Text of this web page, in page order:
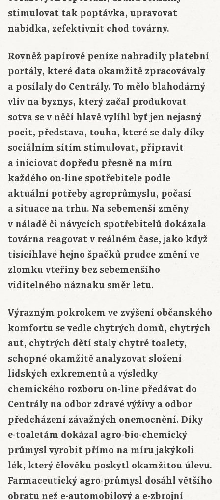
stimulovat tak poptávka, upravovat
nabídka, zefektivnit chod továrny.
Rovněž papírové peníze nahradily platební
portály, které data okamžitě zpracovávaly
a posílaly do Centrály. To mělo blahodárný
vliv na byznys, který začal produkovat
sotva se v něčí hlavě vylíhl byť jen nejasný
pocit, představa, touha, které se daly díky
sociálním sítím stimulovat, připravit
a iniciovat dopředu přesně na míru
každého on-line spotřebitele podle
aktuální potřeby agroprůmyslu, počasí
a situace na trhu. Na sebemenší změny
v náladě či návycích spotřebitelů dokázala
továrna reagovat v reálném čase, jako když
tisícihlavé hejno špačků prudce změní ve
zlomku vteřiny bez sebemenšího
viditelného náznaku směr letu.
Výrazným pokrokem ve zvýšení občanského
komfortu se vedle chytrých domů, chytrých
aut, chytrých dětí staly chytré toalety,
schopné okamžitě analyzovat složení
lidských exkrementů a výsledky
chemického rozboru on-line předávat do
Centrály na odbor zdravé výživy a odbor
předcházení závažných onemocnění. Díky
e-toaletám dokázal agro-bio-chemický
průmysl vyrobit přímo na míru jakýkoli
lék, který člověku poskytl okamžitou úlevu.
Farmaceutický agro-průmysl dosáhl většího
obratu než e-automobilový a e-zbrojní